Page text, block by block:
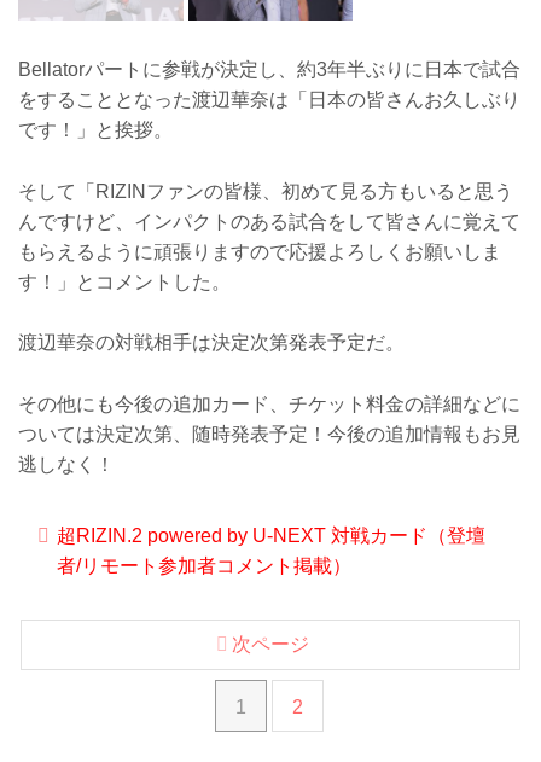
Bellatorパートに参戦が決定し、約3年半ぶりに日本で試合
をすることとなった渡辺華奈は「日本の皆さんお久しぶり
です！」と挨拶。
そして「RIZINファンの皆様、初めて見る方もいると思う
んですけど、インパクトのある試合をして皆さんに覚えて
もらえるように頑張りますので応援よろしくお願いしま
す！」とコメントした。
渡辺華奈の対戦相手は決定次第発表予定だ。
その他にも今後の追加カード、チケット料金の詳細などに
ついては決定次第、随時発表予定！今後の追加情報もお見
逃しなく！
超RIZIN.2 powered by U-NEXT 対戦カード（登壇
者/リモート参加者コメント掲載）
1 2
次ページ